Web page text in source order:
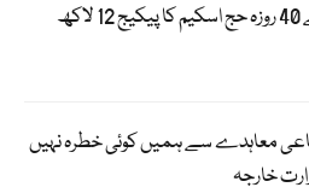
اگلے سال کیلئے 40 روزہ حج اسکیم کا پیکیج 12 لاکھ
معاہدے سے ہمیں کوئی خطرہ نہیں
خارجہ